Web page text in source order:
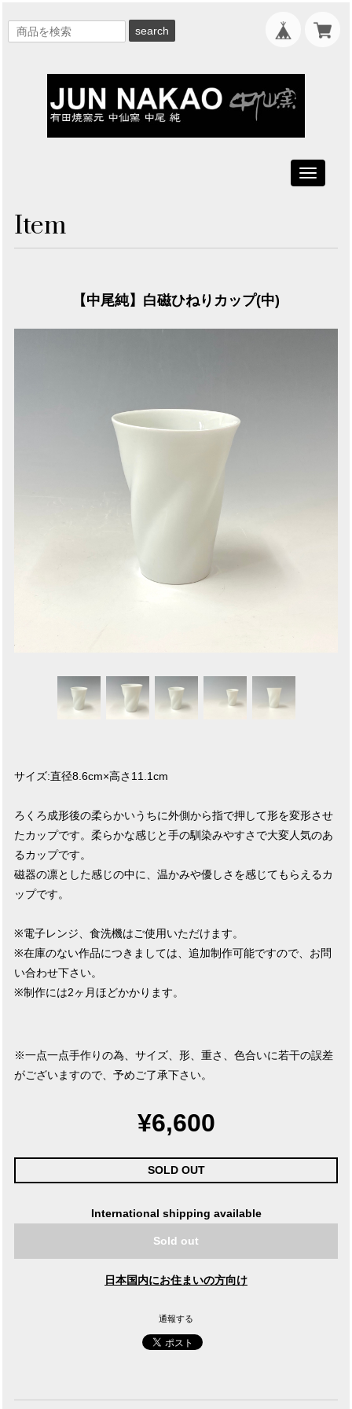
search
Toggle
Item
【中尾純】白磁ひねりカップ(中)
サイズ:直径8.6cm×高さ11.1cm
ろくろ成形後の柔らかいうちに外側から指で押して形を変形させ
たカップです。柔らかな感じと手の馴染みやすさで大変人気のあ
るカップです。
磁器の凛とした感じの中に、温かみや優しさを感じてもらえるカ
ップです。
※電子レンジ、食洗機はご使用いただけます。
※在庫のない作品につきましては、追加制作可能ですので、お問
い合わせ下さい。
※制作には2ヶ月ほどかかります。
※一点一点手作りの為、サイズ、形、重さ、色合いに若干の誤差
がございますので、予めご了承下さい。
¥6,600
SOLD OUT
International shipping available
Sold out
日本国内にお住まいの方向け
通報する